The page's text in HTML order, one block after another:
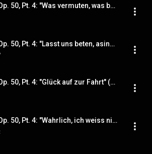
Arlecchino, Op. 50, Pt. 4: "Was vermuten, was beginnen" (Dottore, Abbate, Colombina) (feat. Elaine Malbin, Fritz Ollendorff & Geraint Evans)
Arlecchino, Op. 50, Pt. 4: "Lasst uns beten, asinus providentialis" (Leandro, Dottore, Abbate, Colombina) (feat. Elaine Malbin, Fritz Ollendorff, Geraint Evans & Murray Dickie)
Arlecchino, Op. 50, Pt. 4: "Glück auf zur Fahrt" (Arlecchino) (feat. Kurt Gester)
Arlecchino, Op. 50, Pt. 4: "Wahrlich, ich weiss nicht mehr aus noch ein!" (Matteo) (feat. Ian Wallace)